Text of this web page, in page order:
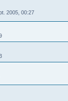
2005, 00:27